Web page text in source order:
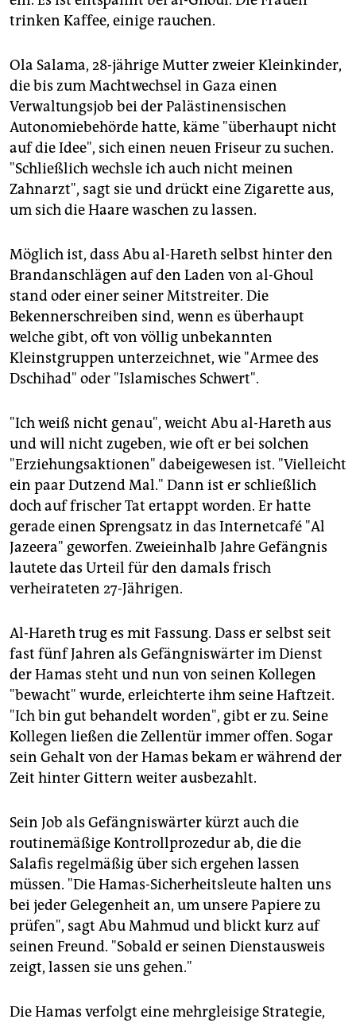
trinken Kaffee, einige rauchen.
Ola Salama, 28-jährige Mutter zweier Kleinkinder,
die bis zum Machtwechsel in Gaza einen
Verwaltungsjob bei der Palästinensischen
Autonomiebehörde hatte, käme "überhaupt nicht
auf die Idee", sich einen neuen Friseur zu suchen.
"Schließlich wechsle ich auch nicht meinen
Zahnarzt", sagt sie und drückt eine Zigarette aus,
um sich die Haare waschen zu lassen.
Möglich ist, dass Abu al-Hareth selbst hinter den
Brandanschlägen auf den Laden von al-Ghoul
stand oder einer seiner Mitstreiter. Die
Bekennerschreiben sind, wenn es überhaupt
welche gibt, oft von völlig unbekannten
Kleinstgruppen unterzeichnet, wie "Armee des
Dschihad" oder "Islamisches Schwert".
"Ich weiß nicht genau", weicht Abu al-Hareth aus
und will nicht zugeben, wie oft er bei solchen
"Erziehungsaktionen" dabeigewesen ist. "Vielleicht
ein paar Dutzend Mal." Dann ist er schließlich
doch auf frischer Tat ertappt worden. Er hatte
gerade einen Sprengsatz in das Internetcafé "Al
Jazeera" geworfen. Zweieinhalb Jahre Gefängnis
lautete das Urteil für den damals frisch
verheirateten 27-Jährigen.
Al-Hareth trug es mit Fassung. Dass er selbst seit
fast fünf Jahren als Gefängniswärter im Dienst
der Hamas steht und nun von seinen Kollegen
"bewacht" wurde, erleichterte ihm seine Haftzeit.
"Ich bin gut behandelt worden", gibt er zu. Seine
Kollegen ließen die Zellentür immer offen. Sogar
sein Gehalt von der Hamas bekam er während der
Zeit hinter Gittern weiter ausbezahlt.
Sein Job als Gefängniswärter kürzt auch die
routinemäßige Kontrollprozedur ab, die die
Salafis regelmäßig über sich ergehen lassen
müssen. "Die Hamas-Sicherheitsleute halten uns
bei jeder Gelegenheit an, um unsere Papiere zu
prüfen", sagt Abu Mahmud und blickt kurz auf
seinen Freund. "Sobald er seinen Dienstausweis
zeigt, lassen sie uns gehen."
Die Hamas verfolgt eine mehrgleisige Strategie,